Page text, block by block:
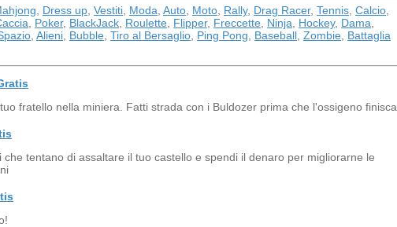
Dress up Vestiti Moda Auto Moto Rally, Drag Racer, Tennis Calcio
Poker, BlackJack Roulette Flipper, Freccette Ninja Hockey, Dama
Alieni Bubble Tiro al Bersaglio Ping Pong Baseball Zombie Battaglia
fratello nella miniera. Fatti strada con i Buldozer prima che l'ossigeno finisca.
che tentano di assaltare il tuo castello e spendi il denaro per migliorarne le